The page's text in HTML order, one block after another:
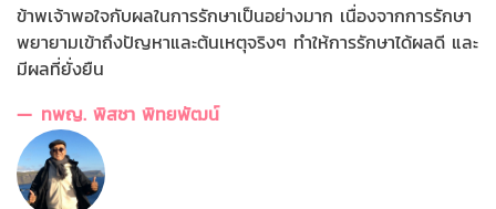
ข้าพเจ้าพอใจกับผลในการรักษาเป็นอย่างมาก เนื่องจากการรักษา
พยายามเข้าถึงปัญหาและต้นเหตุจริงๆ ทำให้การรักษาได้ผลดี และ
มีผลที่ยั่งยืน
ทพญ. พิสชา พิทยพัฒน์